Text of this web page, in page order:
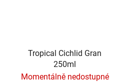
Tropical Cichlid Gran
250ml
Momentálně nedostupné